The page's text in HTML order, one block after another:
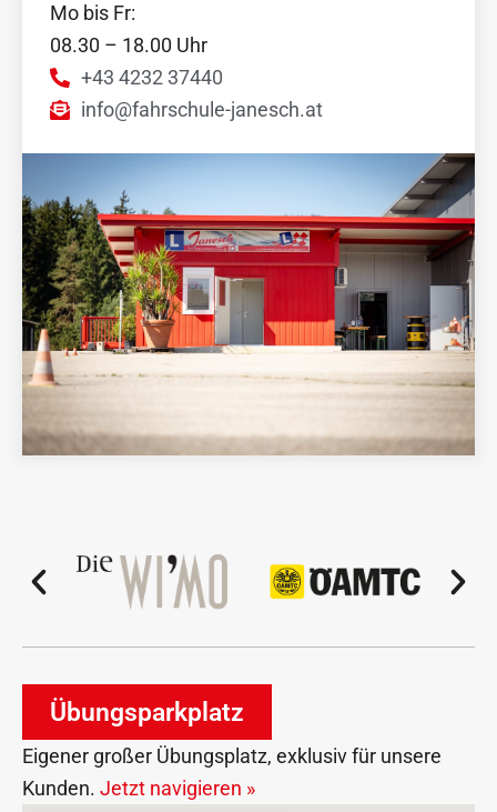
Mo bis Fr:
08.30 – 18.00 Uhr
+43 4232 37440
info@fahrschule-janesch.at
Übungsparkplatz
Eigener großer Übungsplatz, exklusiv für unsere
Kunden. Jetzt navigieren »